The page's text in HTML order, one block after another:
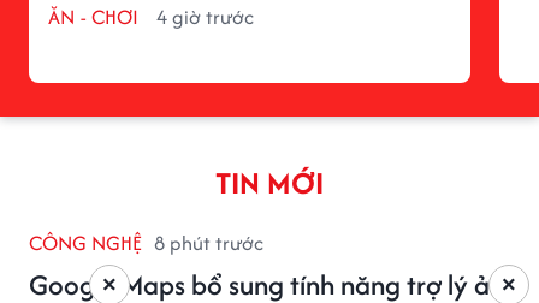
ĂN - CHƠI 4 giờ trước
TIN MỚI
CÔNG NGHỆ 8 phút trước
Google Maps bổ sung tính năng trợ lý ảo×
×